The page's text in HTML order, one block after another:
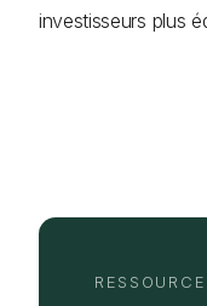
investisseurs plus